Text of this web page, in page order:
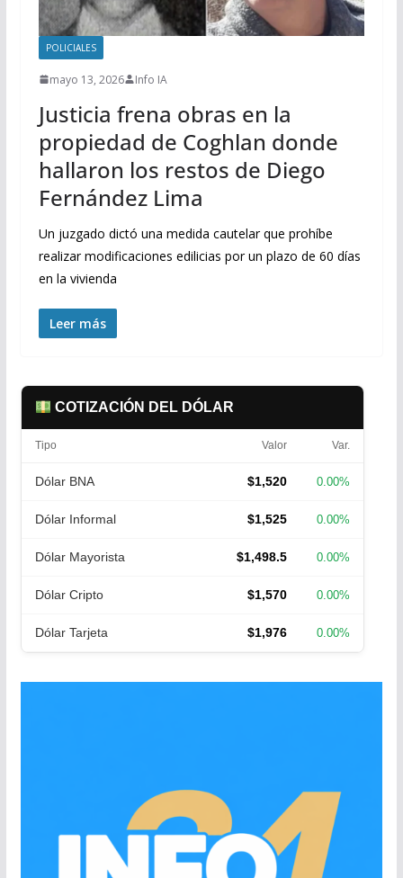
POLICIALES
mayo 13, 2026 Info IA
Justicia frena obras en la
propiedad de Coghlan donde
hallaron los restos de Diego
Fernández Lima
Un juzgado dictó una medida cautelar que prohíbe
realizar modificaciones edilicias por un plazo de 60 días
en la vivienda
Leer más
COTIZACIÓN DEL DÓLAR
Tipo Valor Var.
Dólar BNA $1,520 0.00%
Dólar Informal $1,525 0.00%
Dólar Mayorista $1,498.5 0.00%
Dólar Cripto $1,570 0.00%
Dólar Tarjeta $1,976 0.00%